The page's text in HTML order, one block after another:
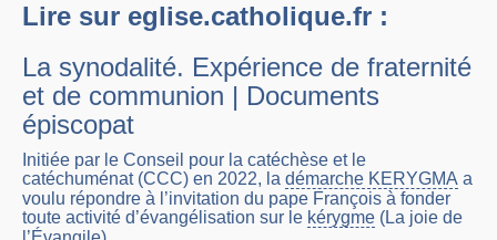
Lire sur eglise.catholique.fr :
La synodalité. Expérience de fraternité
et de communion | Documents
épiscopat
Initiée par le Conseil pour la catéchèse et le
catéchuménat (CCC) en 2022, la démarche KERYGMA a
voulu répondre à l’invitation du pape François à fonder
toute activité d’évangélisation sur le kérygme (La joie de